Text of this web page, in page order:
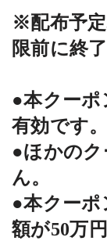
※配布予
限前に終
●本クー
有効です。
●ほかの
ん。
●本クーポ
額が50万